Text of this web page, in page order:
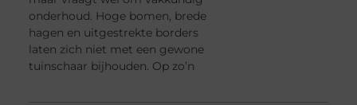
onderhoud. Hoge bomen, brede
hagen en uitgestrekte borders
laten zich niet met een gewone
tuinschaar bijhouden. Op zo’n